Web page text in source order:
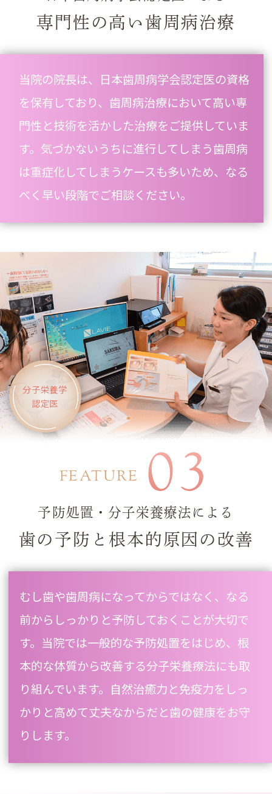
専門性の高い歯周病治療
当院の院長は、日本歯周病学会認定医の資格
を保有しており、歯周病治療において高い専
門性と技術を活かした治療をご提供していま
す。気づかないうちに進行してしまう歯周病
は重症化してしまうケースも多いため、なる
べく早い段階でご相談ください。
分子栄養学
認定医
FEATURE 03
予防処置・分子栄養療法による
歯の予防と根本的原因の改善
むし歯や歯周病になってからではなく、なる
前からしっかりと予防しておくことが大切で
す。当院では一般的な予防処置をはじめ、根
本的な体質から改善する分子栄養療法にも取
り組んでいます。自然治癒力と免疫力をしっ
かりと高めて丈夫なからだと歯の健康をお守
りします。